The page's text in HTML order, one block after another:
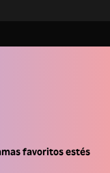
favoritos estés